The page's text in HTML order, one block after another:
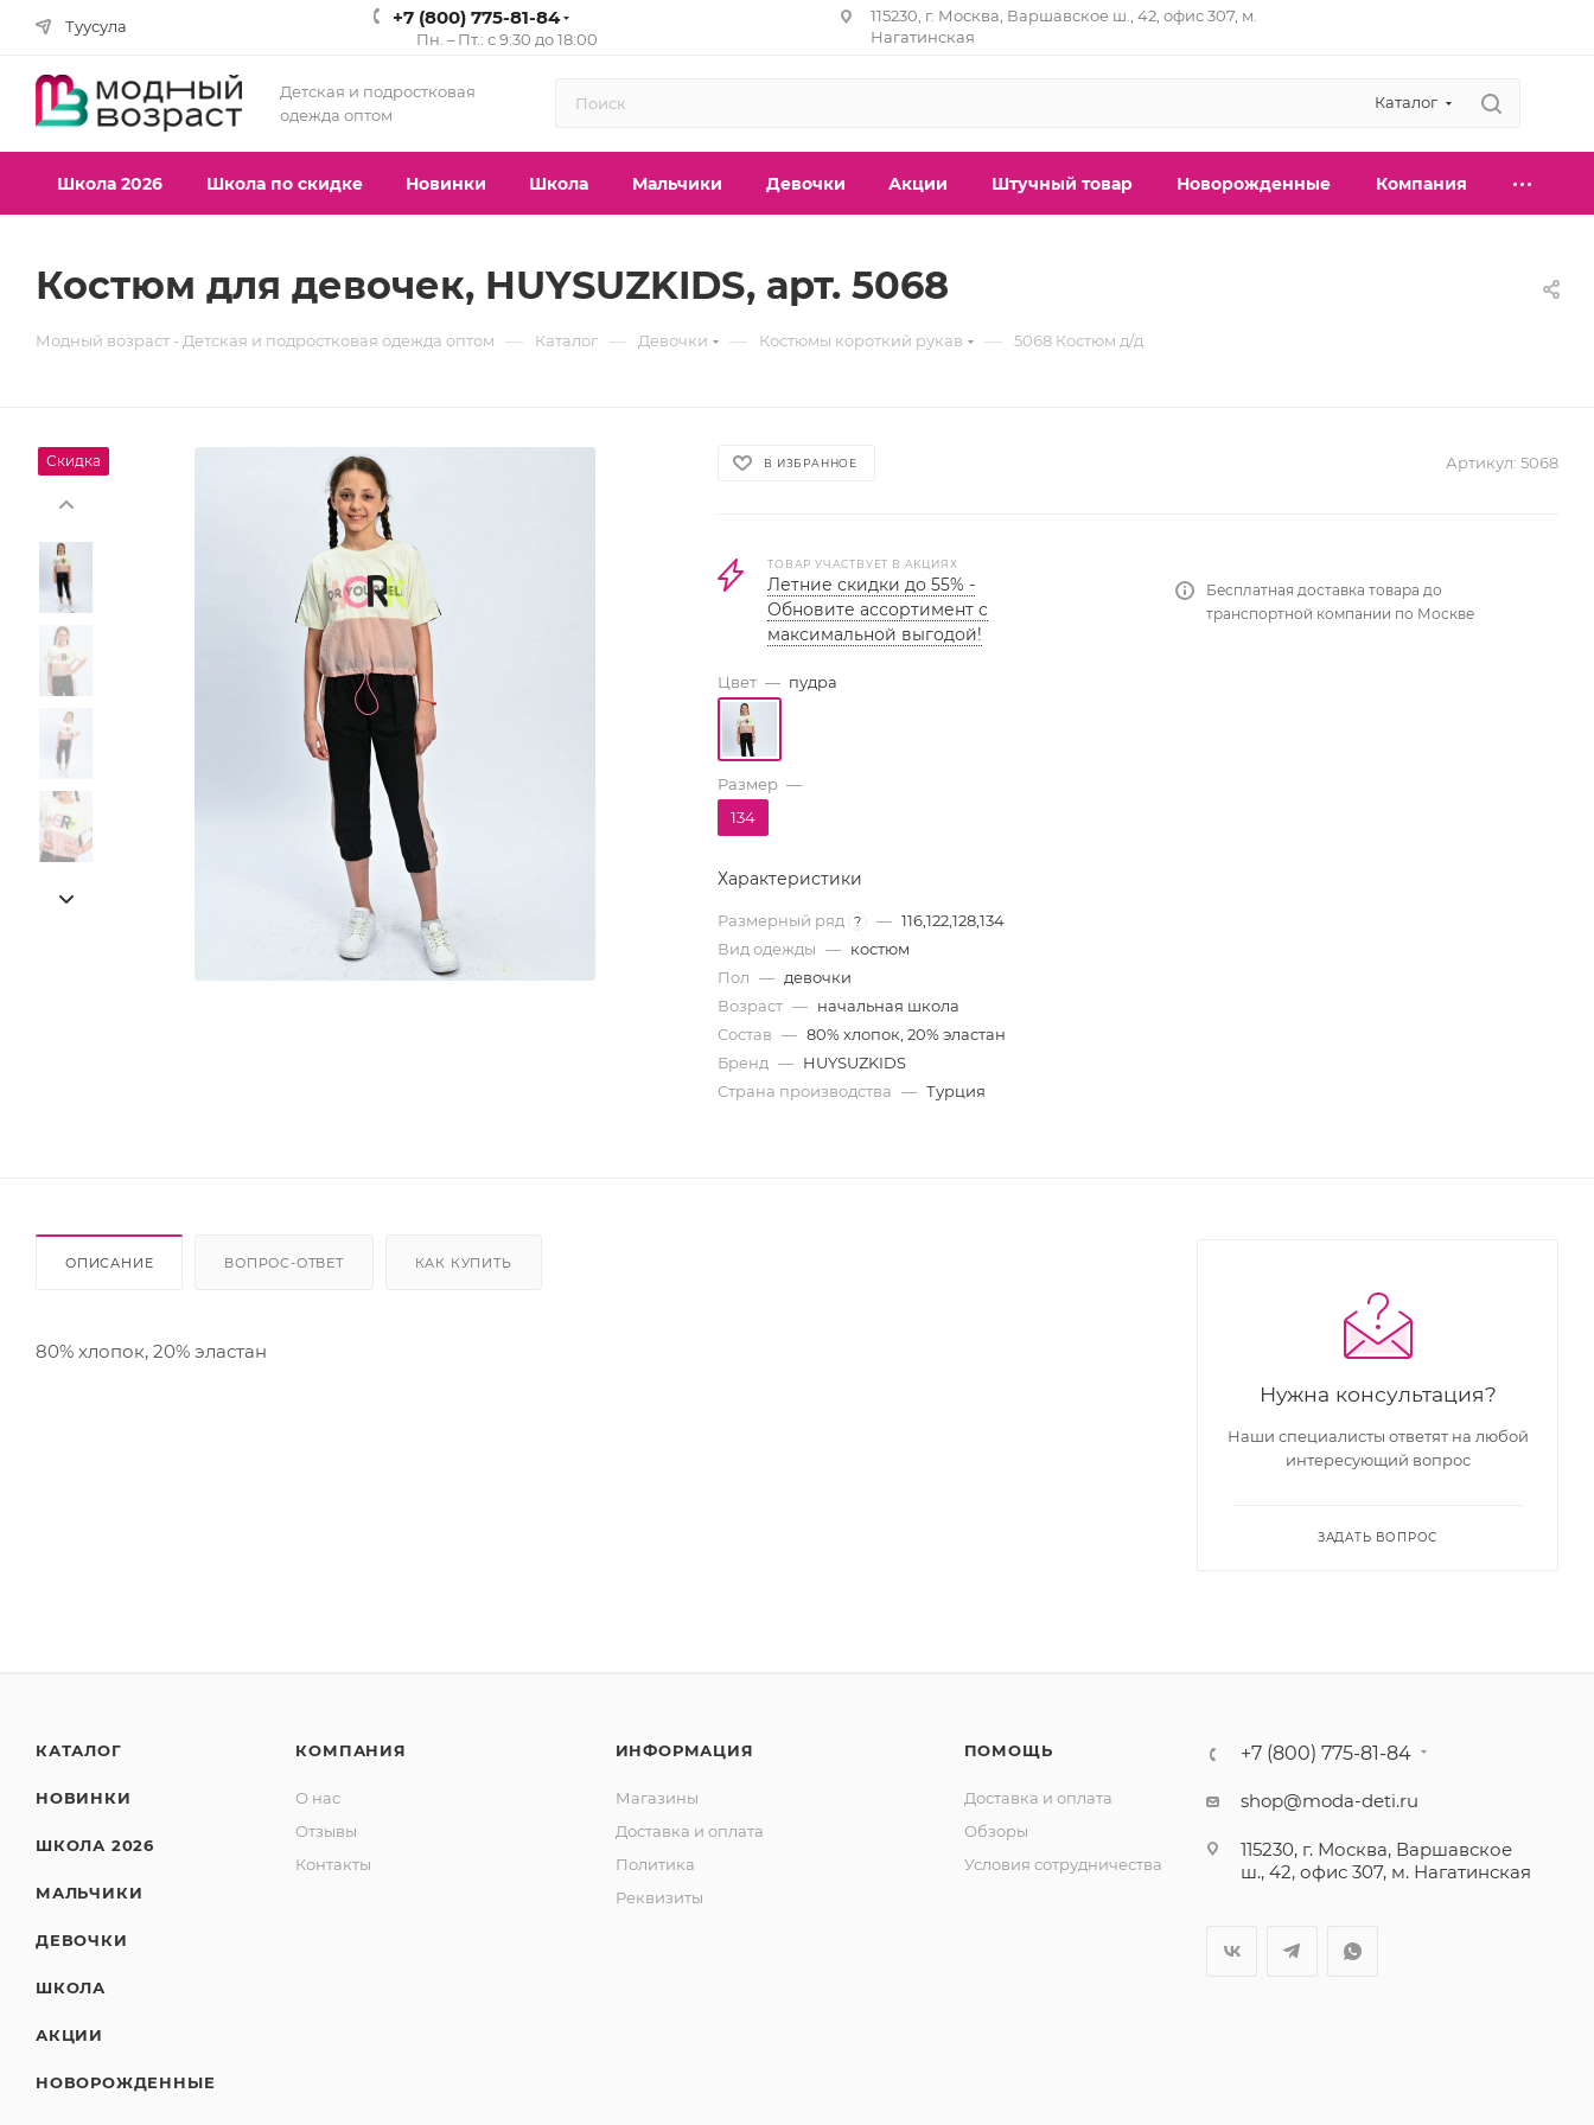
Туусула +7 (800) 775-81-84
Пн. – Пт.: с 9:30 до 18:00
115230, г. Москва, Варшавское ш., 42, офис 307, м.
Нагатинская
Детская и подростковая
одежда оптом
Каталог
Школа 2026 Школа по скидке Новинки Школа Мальчики Девочки Акции Штучный товар Новорожденные Компания
Костюм для девочек, HUYSUZKIDS, арт. 5068
Модный возраст - Детская и подростковая одежда оптом — Каталог — Девочки — Костюмы короткий рукав — 5068 Костюм д/д
Скидка В ИЗБРАННОЕ Артикул: 5068
ТОВАР УЧАСТВУЕТ В АКЦИЯХ
Летние скидки до 55% -
Обновите ассортимент с
максимальной выгодой!
Цвет — пудра
Размер —
134
Характеристики
Размерный ряд ? — 116,122,128,134
Вид одежды — костюм
Пол — девочки
Возраст — начальная школа
Состав — 80% хлопок, 20% эластан
Бренд — HUYSUZKIDS
Страна производства — Турция
Бесплатная доставка товара до
транспортной компании по Москве
ОПИСАНИЕ ВОПРОС-ОТВЕТ КАК КУПИТЬ
80% хлопок, 20% эластан
Нужна консультация?
Наши специалисты ответят на любой
интересующий вопрос
ЗАДАТЬ ВОПРОС
КАТАЛОГ
НОВИНКИ
ШКОЛА 2026
МАЛЬЧИКИ
ДЕВОЧКИ
ШКОЛА
АКЦИИ
НОВОРОЖДЕННЫЕ
КОМПАНИЯ
О нас
Отзывы
Контакты
ИНФОРМАЦИЯ
Магазины
Доставка и оплата
Политика
Реквизиты
ПОМОЩЬ
Доставка и оплата
Обзоры
Условия сотрудничества
+7 (800) 775-81-84
shop@moda-deti.ru
115230, г. Москва, Варшавское
ш., 42, офис 307, м. Нагатинская